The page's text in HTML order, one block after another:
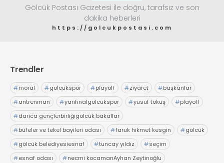
Gölcük Postası Gazetesi ile doğru, tarafsız ve son
dakika heberleri
https://golcukpostasi.com
Trendler
#moral #gölcükspor #playoff #ziyaret #başkanlar
#antrenman #yarıfinalgölcükspor #yusuf tokuş #playoff
#darıca gençlerbirliğigölcük bakallar
#büfeler ve tekel bayileri odası #faruk hikmet kesgin #gölcük
#gölcük belediyesiesnaf #tuncay yıldız #seçim
#esnaf odası #necmi kocamanAyhan Zeytinoğlu